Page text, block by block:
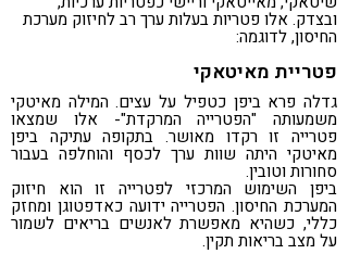
ובצדק. אלו פטריות בעלות ערך רב לחיזוק מערכת
החיסון, לדוגמה:
פטריית מאיטאקי
גדלה פרא ביפן כטפיל על עצים. המילה מאיטקי
משמעותה "הפטרייה המרקדת"- אלו שמצאו
פטרייה זו רקדו מאושר. בתקופה עתיקה ביפן
מאיטקי היתה שוות ערך לכסף והוחלפה בעבור
סחורות וטובין.
ביפן השימוש המרכזי לפטרייה זו הוא חיזוק
המערכת החיסון. הפטרייה ידועה כאדפטוגן ומחזק
כללי, כשהיא מאפשרת לאנשים בריאים לשמור
על מצב בריאות תקין.